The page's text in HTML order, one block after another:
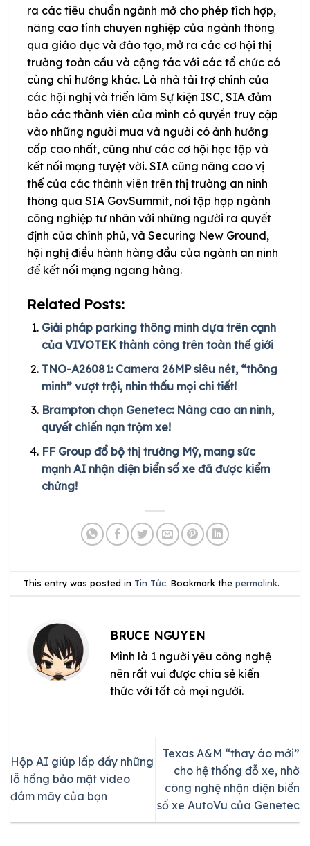
ra các tiêu chuẩn ngành mở cho phép tích hợp,
nâng cao tính chuyên nghiệp của ngành thông
qua giáo dục và đào tạo, mở ra các cơ hội thị
trường toàn cầu và cộng tác với các tổ chức có
cùng chí hướng khác. Là nhà tài trợ chính của
các hội nghị và triển lãm Sự kiện ISC, SIA đảm
bảo các thành viên của mình có quyền truy cập
vào những người mua và người có ảnh hưởng
cấp cao nhất, cũng như các cơ hội học tập và
kết nối mạng tuyệt vời. SIA cũng nâng cao vị
thế của các thành viên trên thị trường an ninh
thông qua SIA GovSummit, nơi tập hợp ngành
công nghiệp tư nhân với những người ra quyết
định của chính phủ, và Securing New Ground,
hội nghị điều hành hàng đầu của ngành an ninh
để kết nối mạng ngang hàng.
Related Posts:
Giải pháp parking thông minh dựa trên cạnh
của VIVOTEK thành công trên toàn thế giới
TNO-A26081: Camera 26MP siêu nét, “thông
minh” vượt trội, nhìn thấu mọi chi tiết!
Brampton chọn Genetec: Nâng cao an ninh,
quyết chiến nạn trộm xe!
FF Group đổ bộ thị trường Mỹ, mang sức
mạnh AI nhận diện biển số xe đã được kiểm
chứng!
This entry was posted in Tin Tức. Bookmark thepermalink.
BRUCE NGUYEN
Mình là 1 người yêu công nghệ
nên rất vui được chia sẻ kiến
thức với tất cả mọi người.
Hộp AI giúp lấp đầy những
lỗ hổng bảo mật video
đám mây của bạn
Texas A&M “thay áo mới”
cho hệ thống đỗ xe, nhờ
công nghệ nhận diện biển
số xe AutoVu của Genetec